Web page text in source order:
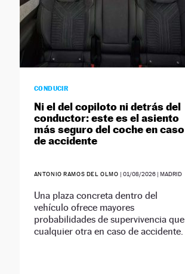
CONDUCIR
Ni el del copiloto ni detrás del
conductor: este es el asiento
más seguro del coche en caso
de accidente
ANTONIO RAMOS DEL OLMO | 01/08/2026| MADRID
Una plaza concreta dentro del
vehículo ofrece mayores
probabilidades de supervivencia que
cualquier otra en caso de accidente.